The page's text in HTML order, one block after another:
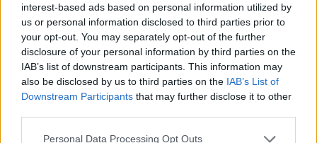
interest-based ads based on personal information utilized by
us or personal information disclosed to third parties prior to
your opt-out. You may separately opt-out of the further
disclosure of your personal information by third parties on the
IAB’s list of downstream participants. This information may
also be disclosed by us to third parties on the IAB’s List of
Downstream Participants that may further disclose it to other
Personal Data Processing Opt Outs
Τ. Θεοδωρικάκος: Η ενίσχυση της βιομηχανίας
διασφαλίζει την ανάπτυξη, την ασφάλεια και
καλύτερους μισθούς
09/08/2026 - 11:43 ΠΟΛΙΤΙΚΗ
Υπ. Μεταφορών: Οριστική λύση στο ζήτημα των
πινακίδων κυκλοφορίας - Τέλος στις χρονοβόρες
διαδικασίες
09/08/2026 - 11:18 ΕΛΛΑΔΑ